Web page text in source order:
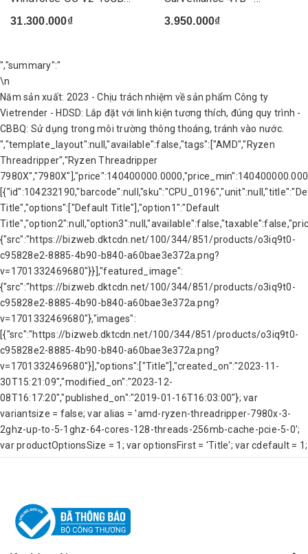
(N...
31.300.000₫
(HDWT840UZSVA)
3.950.000₫
","summary":"
\n
Năm sản xuất: 2023 - Chịu trách nhiệm về sản phẩm Công ty
Vietrender - HDSD: Lắp đặt với linh kiện tương thích, đúng quy trình -
CBBQ: Sử dụng trong môi trường thông thoáng, tránh vào nước.
","template_layout":null,"available":false,"tags":["AMD","Ryzen
Threadripper","Ryzen Threadripper
Title","options":["Default Title"],"option1":"Default
{"src":"https://bizweb.dktcdn.net/100/344/851/products/o3iq9t0-
c95828e2-8885-4b90-b840-a60bae3e372a.png?
v=1701332469680"}}],"featured_image":
{"src":"https://bizweb.dktcdn.net/100/344/851/products/o3iq9t0-
c95828e2-8885-4b90-b840-a60bae3e372a.png?
v=1701332469680"},"images":
[{"src":"https://bizweb.dktcdn.net/100/344/851/products/o3iq9t0-
c95828e2-8885-4b90-b840-a60bae3e372a.png?
v=1701332469680"}],"options":["Title"],"created_on":"2023-11-
30T15:21:09","modified_on":"2023-12-
08T16:17:20","published_on":"2019-01-16T16:03:00"}; var
variantsize = false; var alias = 'amd-ryzen-threadripper-7980x-3-
2ghz-up-to-5-1ghz-64-cores-128-threads-256mb-cache-pcie-5-0';
var productOptionsSize = 1; var optionsFirst = 'Title'; var cdefault = 1;